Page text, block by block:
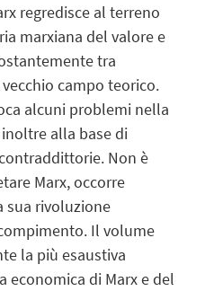
regredisce al terreno
marxiana del valore e
tra
campo teorico.
alcuni problemi nella
alla base di
Non è
Marx, occorre
sua rivoluzione
Il volume
la più esaustiva
economica di Marx e del